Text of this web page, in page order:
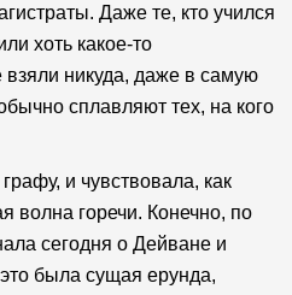
Даже те, кто учился
хоть какое-то
никуда, даже в самую
сплавляют тех, на кого
и чувствовала, как
волна горечи. Конечно, по
сегодня о Дейване и
была сущая ерунда,